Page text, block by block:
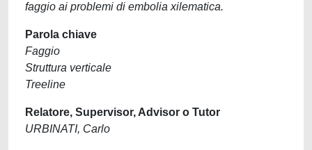
faggio ai problemi di embolia xilematica.
Parola chiave
Faggio
Struttura verticale
Treeline
Relatore, Supervisor, Advisor o Tutor
URBINATI, Carlo